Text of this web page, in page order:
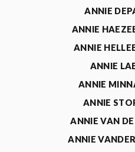
ANNIE
ANNIE
ANNIE
ANNIE
ANNIE
ANNIE
ANNIE VAN
ANNIE